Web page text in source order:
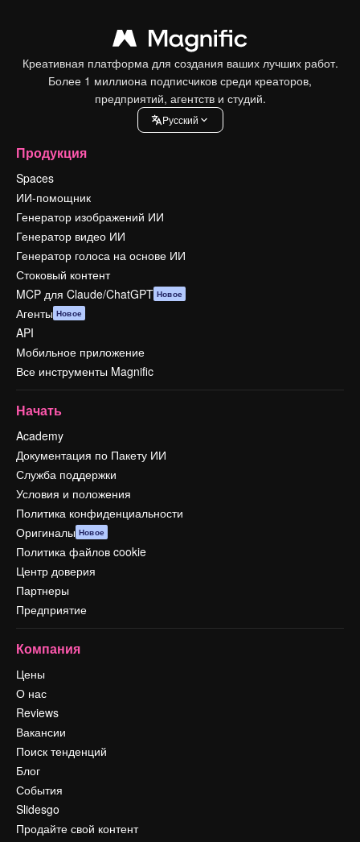
Креативная платформа для создания ваших лучших работ.
Более 1 миллиона подписчиков среди креаторов,
предприятий, агентств и студий.
Pусский
Продукция
Spaces
ИИ-помощник
Генератор изображений ИИ
Генератор видео ИИ
Генератор голоса на основе ИИ
Стоковый контент
MCP для Claude/ChatGPT Новое
Агенты Новое
API
Мобильное приложение
Все инструменты Magnific
Начать
Academy
Документация по Пакету ИИ
Служба поддержки
Условия и положения
Политика конфиденциальности
Оригиналы Новое
Политика файлов cookie
Центр доверия
Партнеры
Предприятие
Компания
Цены
О нас
Reviews
Вакансии
Поиск тенденций
Блог
События
Slidesgo
Продайте свой контент